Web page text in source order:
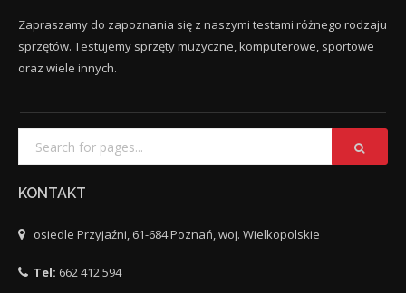
Zapraszamy do zapoznania się z naszymi testami różnego rodzaju
sprzętów. Testujemy sprzęty muzyczne, komputerowe, sportowe
oraz wiele innych.
KONTAKT
osiedle Przyjaźni, 61-684 Poznań, woj. Wielkopolskie
Tel: 662 412 594